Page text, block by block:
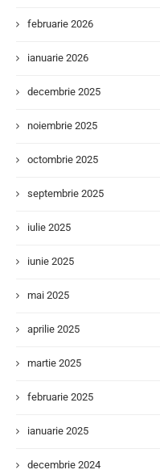
februarie 2026
ianuarie 2026
decembrie 2025
noiembrie 2025
octombrie 2025
septembrie 2025
iulie 2025
iunie 2025
mai 2025
aprilie 2025
martie 2025
februarie 2025
ianuarie 2025
decembrie 2024